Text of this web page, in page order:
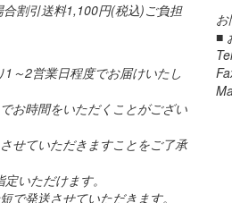
割引送料1,100円(税込)ご負担
～2営業日程度でお届けいたし
お時間をいただくことがござい
せていただきますことをご了承
いただけます。
で発送させていただきます。
■